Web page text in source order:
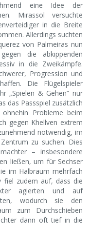
eine Idee der
Mirassol versuchte
in die Breite
Allerdings suchten
von Palmeiras nun
die abkippenden
in die Zweikämpfe.
Progression und
Die Flügelspieler
„Spielen & Gehen“ nur
das Passspiel zusätzlich
Probleme beim
gegen Khellven extrem
notwendig, im
zu suchen. Dies
– insbesondere
ließen, um für Sechser
im Halbraum mehrfach
fiel zudem auf, dass die
agierten und auf
wodurch sie den
zum Durchschieben
dann oft tief in die